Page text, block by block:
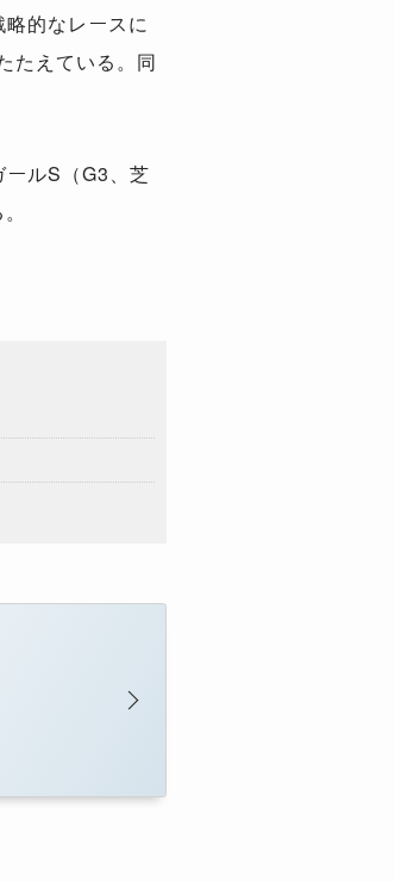
的なレースに
たえている。同
ルS（G3、芝